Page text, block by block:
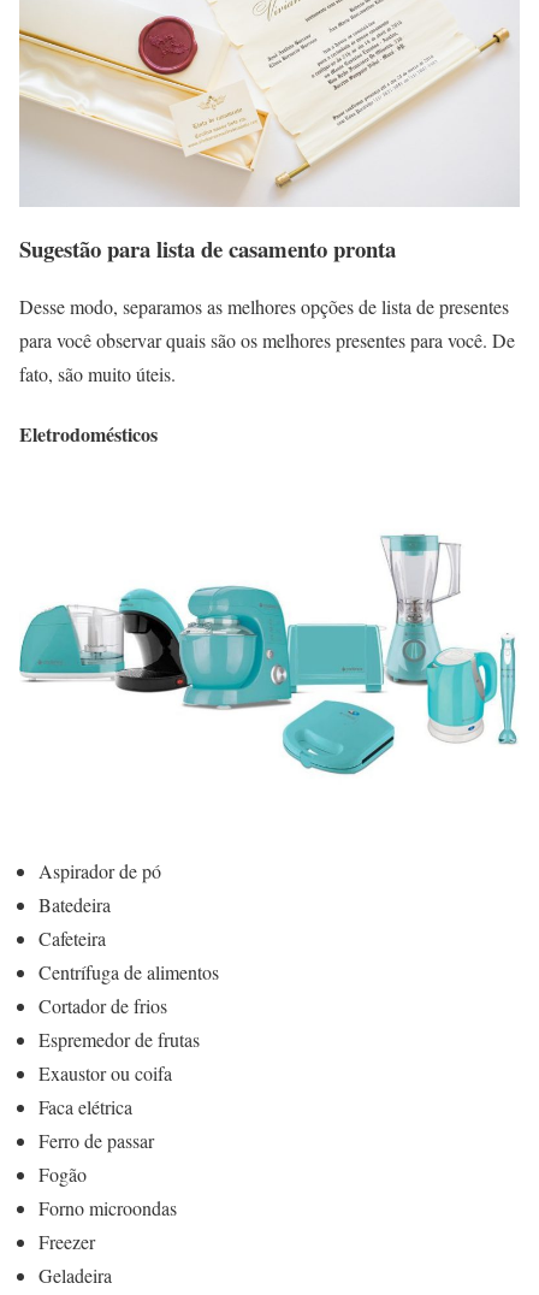
Sugestão para lista de casamento pronta
Desse modo, separamos as melhores opções de lista de presentes
para você observar quais são os melhores presentes para você. De
fato, são muito úteis.
Eletrodomésticos
Aspirador de pó
Batedeira
Cafeteira
Centrífuga de alimentos
Cortador de frios
Espremedor de frutas
Exaustor ou coifa
Faca elétrica
Ferro de passar
Fogão
Forno microondas
Freezer
Geladeira